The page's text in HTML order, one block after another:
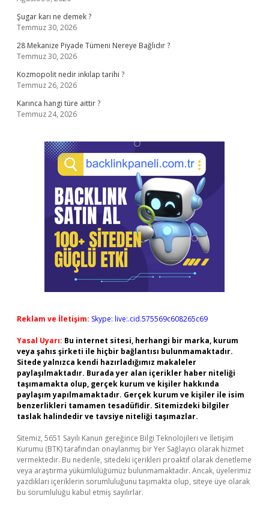
Şugar karı ne demek ?
Temmuz 30, 2026
28 Mekanize Piyade Tümeni Nereye Bağlıdır ?
Temmuz 30, 2026
Kozmopolit nedir inkılap tarihi ?
Temmuz 26, 2026
Karınca hangi türe aittir ?
Temmuz 24, 2026
Reklam ve İletişim: Skype: live:.cid.575569c608265c69
Yasal Uyarı: Bu internet sitesi, herhangi bir marka, kurum
veya şahıs şirketi ile hiçbir bağlantısı bulunmamaktadır.
Sitede yalnızca kendi hazırladığımız makaleler
paylaşılmaktadır. Burada yer alan içerikler haber niteliği
taşımamakta olup, gerçek kurum ve kişiler hakkında
paylaşım yapılmamaktadır. Gerçek kurum ve kişiler ile isim
benzerlikleri tamamen tesadüfidir. Sitemizdeki bilgiler
taslak halindedir ve tavsiye niteliği taşımazlar.
Sitemiz, 5651 Sayılı Kanun gereğince Bilgi Teknolojileri ve İletişim
Kurumu (BTK) tarafından onaylanmış bir Yer Sağlayıcı olarak hizmet
vermektedir. Bu nedenle, sitedeki içerikleri proaktif olarak denetleme
veya araştırma yükümlülüğümüz bulunmamaktadır. Ancak, üyelerimiz
yazdıkları içeriklerin sorumluluğunu taşımakta olup, siteye üye olarak
bu sorumluluğu kabul etmiş sayılırlar.